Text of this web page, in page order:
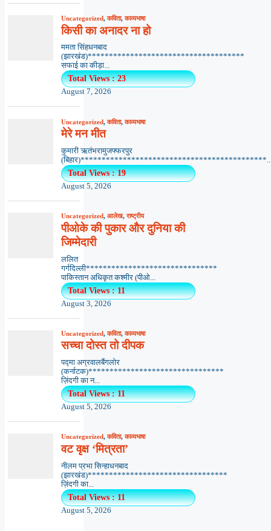
Uncategorized,कविता,काव्यभाषा
किसी का अनादर ना हो
ममता सिंहधनबाद
(झारखंड)*************************************
सफाई का कीड़ा...
Total Views : 23
August 7, 2026
Uncategorized,कविता,काव्यभाषा
मेरे मन मीत
कुमारी ऋतंभरामुजफ्फरपुर
Total Views : 19
August 5, 2026
Uncategorized, आलेख,राष्ट्रीय
पीओके की पुकार और दुनिया की
जिम्मेदारी
ललित
गर्गदिल्ली*******************************
पाकिस्तान अधिकृत कश्मीर (पीओ...
Total Views : 11
August 3, 2026
Uncategorized,कविता,काव्यभाषा
सच्चा दोस्त तो दीपक
पद्मा अग्रवालबैंगलोर
(कर्नाटक)********************************
ज़िंदगी का न...
Total Views : 11
August 5, 2026
Uncategorized,कविता,काव्यभाषा
वट वृक्ष ‘मित्रता’
नीलम प्रभा सिन्हाधनबाद
(झारखंड)*********************************
ज़िंदगी का...
Total Views : 11
August 5, 2026